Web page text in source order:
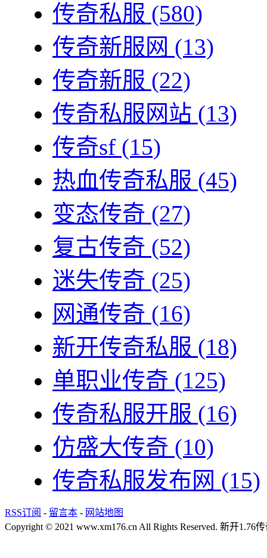
传奇私服 (580)
传奇新服网 (13)
传奇新服 (22)
传奇私服网站 (13)
传奇sf (15)
热血传奇私服 (45)
变态传奇 (27)
复古传奇 (52)
迷失传奇 (25)
网通传奇 (16)
新开传奇私服 (18)
单职业传奇 (125)
传奇私服开服 (16)
仿盛大传奇 (10)
传奇私服发布网 (15)
RSS订阅 - 留言本 - 网站地图
Copyright © 2021 www.xm176.cn All Rights Reserved. 新开1.76